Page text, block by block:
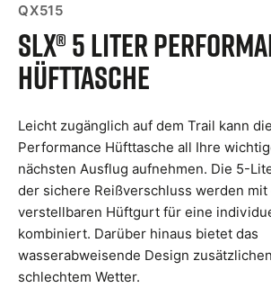
QX515
SLX® 5 Liter
Hüfttasche
Leicht zugänglich auf dem Trail kann
Performance Hüfttasche all Ihre
nächsten Ausflug aufnehmen. Die 5-
der sichere Reißverschluss werden mit
verstellbaren Hüftgurt für eine
kombiniert. Darüber hinaus bietet das
wasserabweisende Design
schlechtem Wetter.